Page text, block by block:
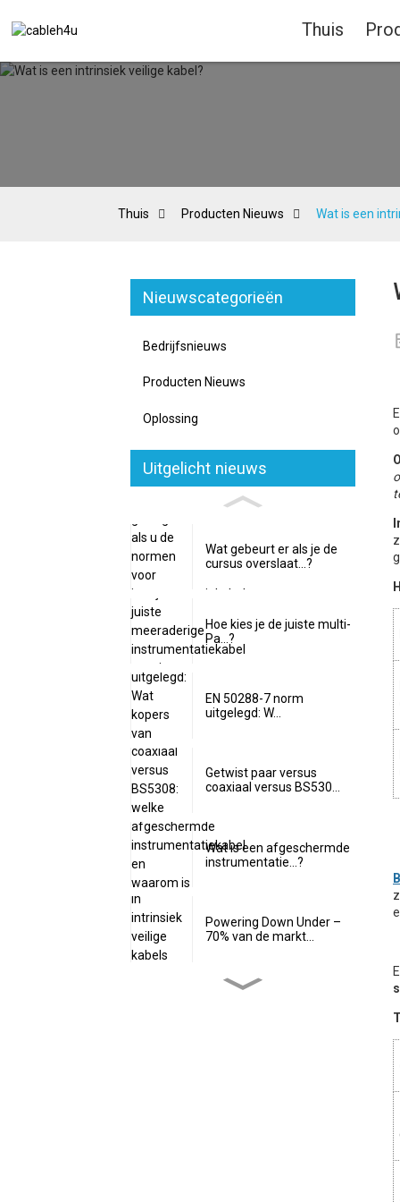
Thuis
Thuis Producten Nieuws Wat is een
Nieuwscategorieën
Bedrijfsnieuws
Producten Nieuws
Oplossing
Uitgelicht nieuws
Wat gebeurt er als je de
cursus overslaat...?
Hoe kies je de juiste multi-
Pa...?
EN 50288-7 norm
uitgelegd: W...
Getwist paar versus
coaxiaal versus BS530...
Wat is een afgeschermde
instrumentatie...?
Powering Down Under –
70% van de markt...